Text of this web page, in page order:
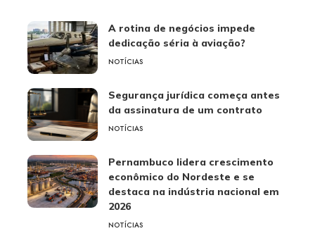
A rotina de negócios impede
dedicação séria à aviação?
NOTÍCIAS
Segurança jurídica começa antes
da assinatura de um contrato
NOTÍCIAS
Pernambuco lidera crescimento
econômico do Nordeste e se
destaca na indústria nacional em
2026
NOTÍCIAS